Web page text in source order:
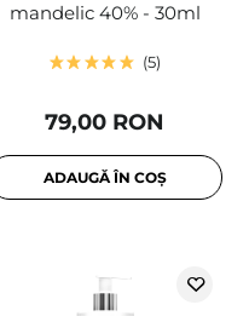
mandelic 40% - 30ml
5
79,00 RON
ADAUGĂ ÎN COȘ